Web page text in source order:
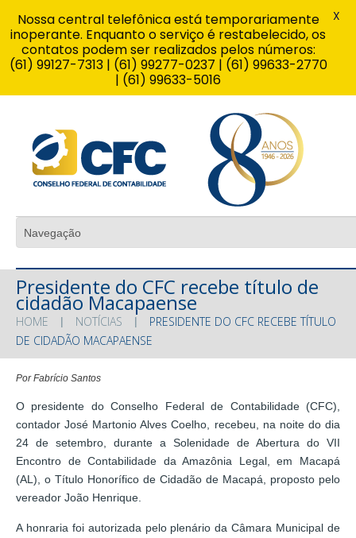
Presidente do CFC recebe título de
cidadão Macapaense
HOME NOTÍCIAS
PRESIDENTE DO CFC RECEBE TÍTULO
DE CIDADÃO MACAPAENSE
Por Fabrício Santos
O presidente do Conselho Federal de Contabilidade (CFC),
contador José Martonio Alves Coelho, recebeu, na noite do dia
24 de setembro, durante a Solenidade de Abertura do VII
Encontro de Contabilidade da Amazônia Legal, em Macapá
(AL), o Título Honorífico de Cidadão de Macapá, proposto pelo
vereador João Henrique.
A honraria foi autorizada pelo plenário da Câmara Municipal de
Nossa central telefônica está temporariamente
inoperante. Enquanto o serviço é restabelecido, os
contatos podem ser realizados pelos números:
(61) 99127-7313 | (61) 99277-0237 | (61) 99633-2770
| (61) 99633-5016
X